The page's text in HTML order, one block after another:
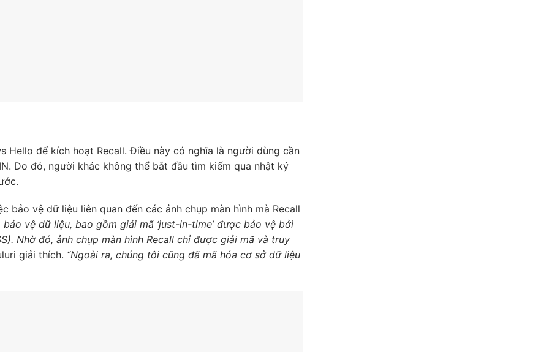
Hello để kích hoạt Recall. Điều này có nghĩa là người dùng cần
Do đó, người khác không thể bắt đầu tìm kiếm qua nhật ký
bảo vệ dữ liệu liên quan đến các ảnh chụp màn hình mà Recall
vệ dữ liệu, bao gồm giải mã ‘just-in-time’ được bảo vệ bởi
Nhờ đó, ảnh chụp màn hình Recall chỉ được giải mã và truy
giải thích. “Ngoài ra, chúng tôi cũng đã mã hóa cơ sở dữ liệu